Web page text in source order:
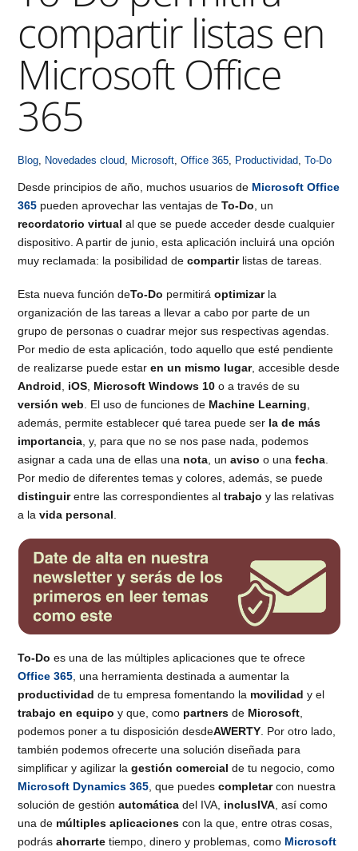
compartir listas en
Microsoft Office
365
Blog, Novedades cloud, Microsoft,Office 365, Productividad,To-Do
Desde principios de año, muchos usuarios de Microsoft Office
365 pueden aprovechar las ventajas deTo-Do, un
recordatorio virtual al que se puede acceder desde cualquier
dispositivo. A partir de junio, esta aplicación incluirá una opción
muy reclamada: la posibilidad decompartirlistas de tareas.
Esta nueva función deTo-Do permitiráoptimizarla
organización de las tareas a llevar a cabo por parte de un
grupo de personas o cuadrar mejor sus respectivas agendas.
Por medio de esta aplicación, todo aquello que esté pendiente
de realizarse puede estaren un mismo lugar, accesible desde
Android
iOS Microsoft Windows 10 o a través de su
versión web . El uso de funciones de Machine Learning
además, permite establecer qué tarea puede ser la de más
importancia , y, para que no se nos pase nada, podemos
asignar a cada una de ellas una nota , unaviso o unafecha
Por medio de diferentes temas y colores, además, se puede
distinguirentre las correspondientes altrabajo y las relativas
a lavida personal
To-Do es una de las múltiples aplicaciones que te ofrece
Office 365 , una herramienta destinada a aumentar la
productividad de tu empresa fomentando la movilidad y el
trabajo en equipo y que, como partners de Microsoft
podemos poner a tu disposición desdeAWERTY . Por otro lado,
también podemos ofrecerte una solución diseñada para
simplificar y agilizar lagestión comercial de tu negocio, como
Microsoft Dynamics 365 , que puedescompletarcon nuestra
solución de gestiónautomática del IVA, inclusIVA , así como
una de múltiples aplicaciones con la que, entre otras cosas,
podrásahorrarte tiempo, dinero y problemas, como Microsoft